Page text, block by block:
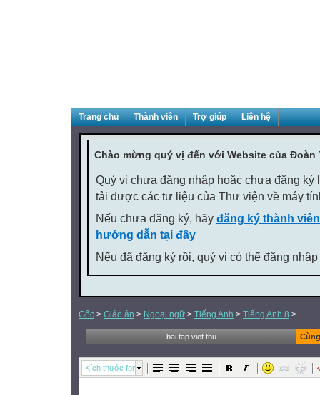
Trang chủ Thành viên Trợ giúp Liên hệ
Chào mừng quý vị đến với Website của Đoàn
Quý vị chưa đăng nhập hoặc chưa đăng ký
tải được các tư liệu của Thư viện về máy
Nếu chưa đăng ký, hãy đăng ký thành
hướng dẫn tại đây
Nếu đã đăng ký rồi, quý vị có thể đăng
Gốc > Giáo án > Ngoại ngữ > Tiếng Anh > Tiếng Anh 8 >
bai tap viet thu
Kích thước font